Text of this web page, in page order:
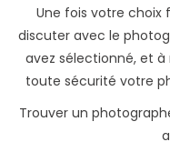
Une fois votre choix
discuter avec le
avez sélectionné, et
toute sécurité votre
Trouver un